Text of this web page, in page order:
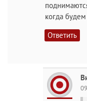
когда
Ответить